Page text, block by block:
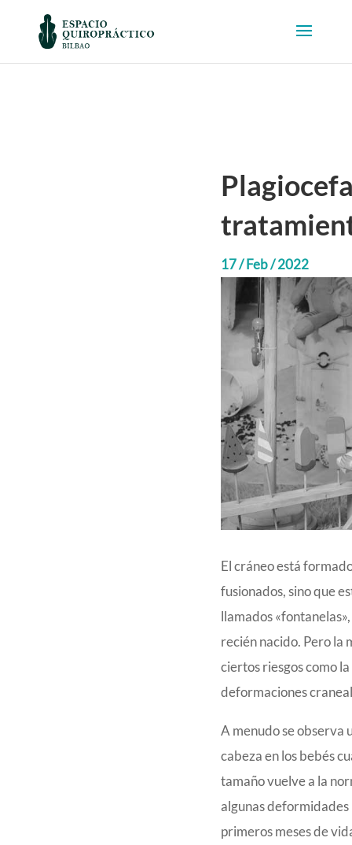
17 / Feb / 2022
El cráneo está
fusionados, sino que
llamados
recién nacido. Pero la
ciertos riesgos como
deformaciones
A menudo se observa
cabeza en los bebés
tamaño vuelve a la
algunas
primeros meses de